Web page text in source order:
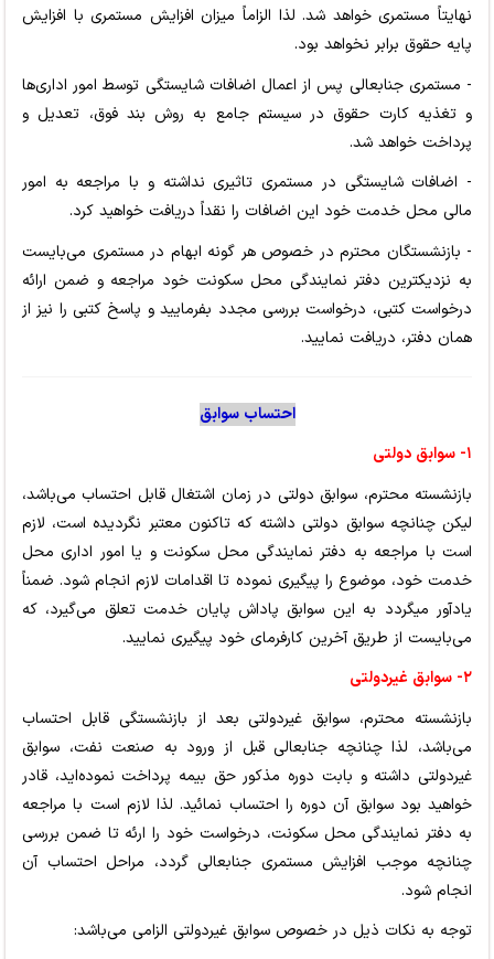
نهایتاً مستمری خواهد شد. لذا الزاماً میزان افزایش مستمری با افزایش
پایه حقوق برابر نخواهد بود.
- مستمری جنابعالی پس از اعمال اضافات شایستگی توسط امور اداری‌ها
و تغذیه کارت حقوق در سیستم جامع به روش بند فوق، تعدیل و
پرداخت خواهد شد.
- اضافات شایستگی در مستمری تاثیری نداشته و با مراجعه به امور
مالی محل خدمت خود این اضافات را نقداً دریافت خواهید کرد.
- بازنشستگان محترم در خصوص هر گونه ابهام در مستمری می‌بایست
به نزدیکترین دفتر نمایندگی محل سکونت خود مراجعه و ضمن ارائه
درخواست کتبی، درخواست بررسی مجدد بفرمایید و پاسخ کتبی را نیز از
همان دفتر، دریافت نمایید.
احتساب سوابق
۱- سوابق دولتی
بازنشسته محترم، سوابق دولتی در زمان اشتغال قابل احتساب می‌باشد،
لیکن چنانچه سوابق دولتی داشته که تاکنون معتبر نگردیده است، لازم
است با مراجعه به دفتر نمایندگی محل سکونت و یا امور اداری محل
خدمت خود، موضوع را پیگیری نموده تا اقدامات لازم انجام شود. ضمناً
یادآور میگردد به این سوابق پاداش پایان خدمت تعلق می‌گیرد، که
می‌بایست از طریق آخرین کارفرمای خود پیگیری نمایید.
۲- سوابق غیردولتی
بازنشسته محترم، سوابق غیردولتی بعد از بازنشستگی قابل احتساب
می‌باشد، لذا چنانچه جنابعالی قبل از ورود به صنعت نفت، سوابق
غیردولتی داشته و بابت دوره مذکور حق بیمه پرداخت نموده‌اید، قادر
خواهید بود سوابق آن دوره را احتساب نمائید. لذا لازم است با مراجعه
به دفتر نمایندگی محل سکونت، درخواست خود را ارئه تا ضمن بررسی
چنانچه موجب افزایش مستمری جنابعالی گردد، مراحل احتساب آن
انجام شود.
توجه به نکات ذیل در خصوص سوابق غیردولتی الزامی می‌باشد: